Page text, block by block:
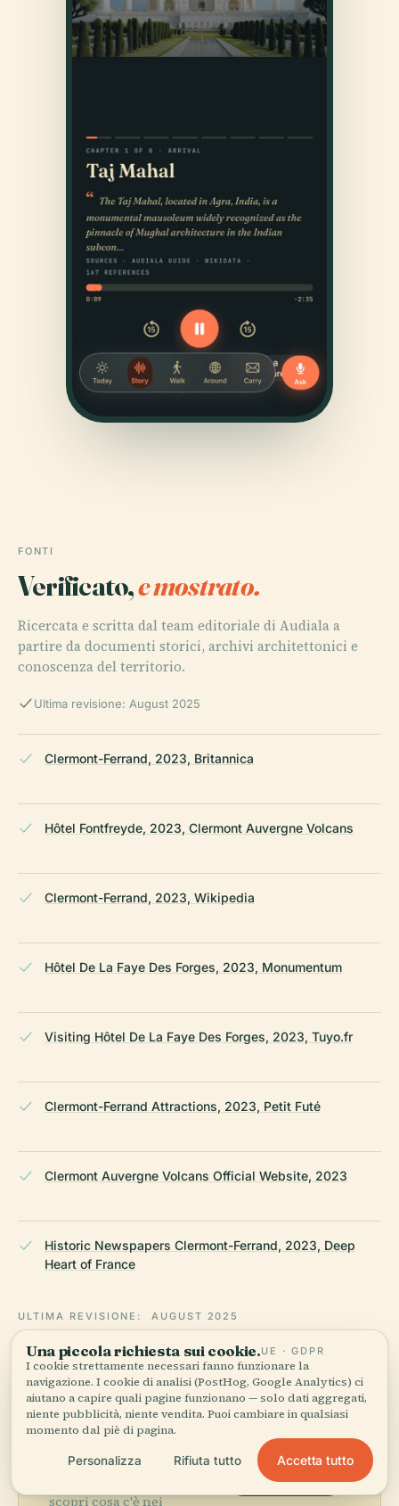
FONTI
Verificato,e mostrato.
Ricercata e scritta dal team editoriale di Audiala a
partire da documenti storici, archivi architettonici e
conoscenza del territorio.
Ultima revisione: August 2025
Clermont-Ferrand, 2023, Britannica
Hôtel Fontfreyde, 2023, Clermont Auvergne Volcans
Clermont-Ferrand, 2023, Wikipedia
Hôtel De La Faye Des Forges, 2023, Monumentum
Visiting Hôtel De La Faye Des Forges, 2023, Tuyo.fr
Clermont-Ferrand Attractions, 2023, Petit Futé
Clermont Auvergne Volcans Official Website, 2023
Historic Newspapers Clermont-Ferrand, 2023, Deep
Heart of France
ULTIMA REVISIONE: AUGUST 2025
Come creiamo le nostre guide →
Esplora la zona
Vedi Hôtel De la Faye Des
scopri cosa c'è nei
Vedi mappa
Una piccola richiesta sui cookie.UE · GDPR
I cookie strettamente necessari fanno funzionare la
navigazione. I cookie di analisi (PostHog, Google Analytics) ci
aiutano a capire quali pagine funzionano — solo dati aggregati,
niente pubblicità, niente vendita. Puoi cambiare in qualsiasi
momento dal piè di pagina.
Personalizza Rifiuta tutto Accetta tutto